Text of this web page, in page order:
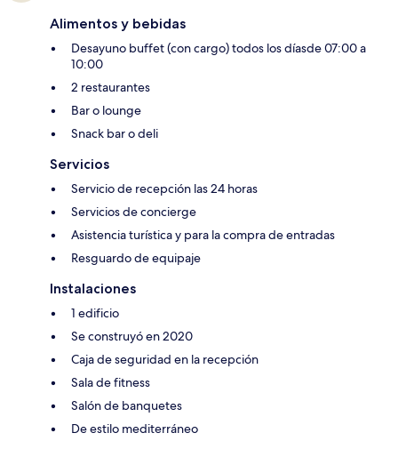
Alimentos y bebidas
Desayuno buffet (con cargo) todos los díasde 07:00 a
10:00
2 restaurantes
Bar o lounge
Snack bar o deli
Servicios
Servicio de recepción las 24 horas
Servicios de concierge
Asistencia turística y para la compra de entradas
Resguardo de equipaje
Instalaciones
1 edificio
Se construyó en 2020
Caja de seguridad en la recepción
Sala de fitness
Salón de banquetes
De estilo mediterráneo